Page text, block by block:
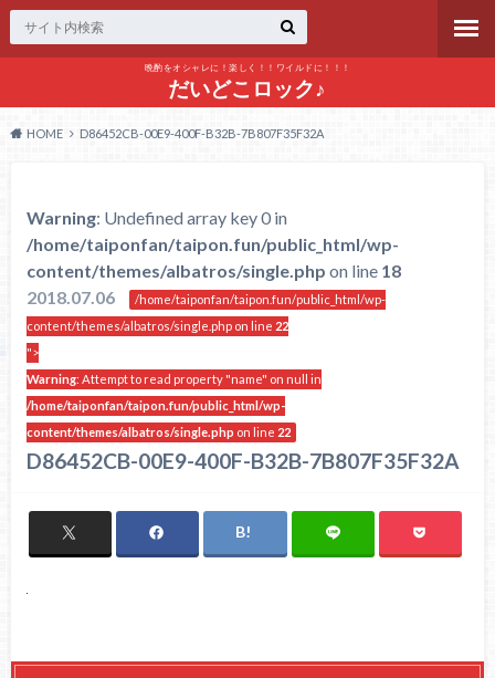
晩酌をオシャレに！楽しく！！ワイルドに！！！
だいどこロック♪
HOME D86452CB-00E9-400F-B32B-7B807F35F32A
Warning: Undefined array key 0 in
/home/taiponfan/taipon.fun/public_html/wp-
content/themes/albatros/single.php on line 18
2018.07.06
/home/taiponfan/taipon.fun/public_html/wp-
content/themes/albatros/single.php on line 22
">
Warning: Attempt to read property "name" on null in
/home/taiponfan/taipon.fun/public_html/wp-
content/themes/albatros/single.php on line 22
D86452CB-00E9-400F-B32B-7B807F35F32A